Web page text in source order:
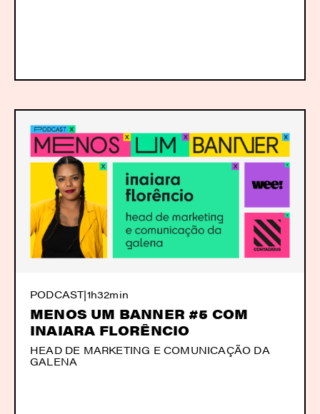
PODCAST|1h32min
MENOS UM BANNER #5 COM
INAIARA FLORÊNCIO
HEAD DE MARKETING E COMUNICAÇÃO DA
GALENA